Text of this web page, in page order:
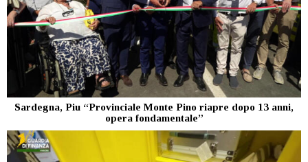
Sardegna, Piu “Provinciale Monte Pino riapre dopo 13 anni,
opera fondamentale”